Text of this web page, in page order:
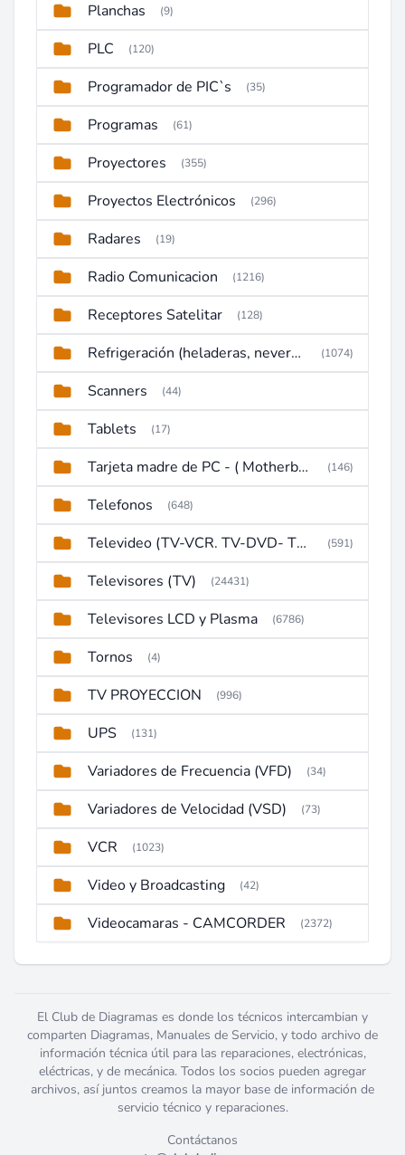
Planchas (9)
PLC (120)
Programador de PIC`s (35)
Programas (61)
Proyectores (355)
Proyectos Electrónicos (296)
Radares (19)
Radio Comunicacion (1216)
Receptores Satelitar (128)
Refrigeración (heladeras, neveras, congeladores) (1074)
Scanners (44)
Tablets (17)
Tarjeta madre de PC - ( Motherboard ) (146)
Telefonos (648)
Televideo (TV-VCR. TV-DVD- TV-DVD-VCR) (591)
Televisores (TV) (24431)
Televisores LCD y Plasma (6786)
Tornos (4)
TV PROYECCION (996)
UPS (131)
Variadores de Frecuencia (VFD) (34)
Variadores de Velocidad (VSD) (73)
VCR (1023)
Video y Broadcasting (42)
Videocamaras - CAMCORDER (2372)
El Club de Diagramas es donde los técnicos intercambian y
comparten Diagramas, Manuales de Servicio, y todo archivo de
información técnica útil para las reparaciones, electrónicas,
eléctricas, y de mecánica. Todos los socios pueden agregar
archivos, así juntos creamos la mayor base de información de
servicio técnico y reparaciones.
Contáctanos